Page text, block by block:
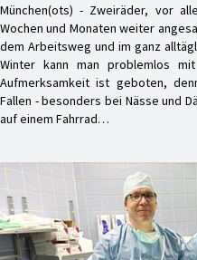
München(ots) - Zweiräder, vor
Wochen und Monaten weiter
dem Arbeitsweg und im ganz
Winter kann man problemlos
Aufmerksamkeit ist geboten,
Fallen - besonders bei Nässe und
auf einem Fahrrad…